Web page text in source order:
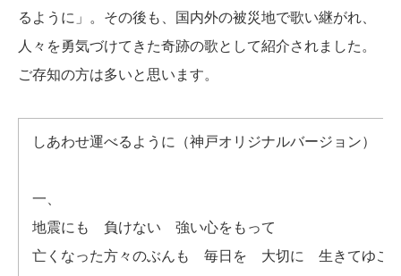
るように」。その後も、国内外の被災地で歌い継がれ、
人々を勇気づけてきた奇跡の歌として紹介されました。
ご存知の方は多いと思います。
しあわせ運べるように（神戸オリジナルバージョン
一、
地震にも 負けない 強い心をもって
亡くなった方々のぶんも 毎日を 大切に 生きてゆこ